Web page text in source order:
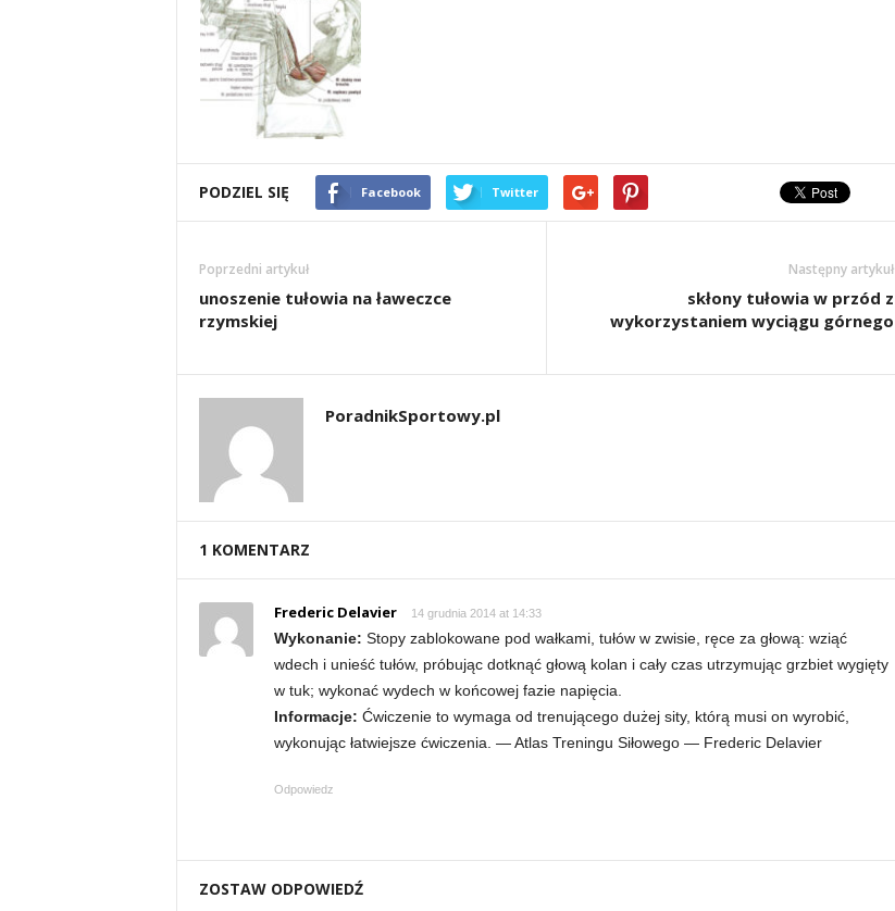
t
c
n
n
g
h
PODZIEL SIĘ Facebook Twitter
Poprzedni artykuł
unoszenie tułowia na ławeczce
rzymskiej
Następny artykuł
skłony tułowia w przód z
wykorzystaniem wyciągu górnego
PoradnikSportowy.pl
1 KOMENTARZ
Frederic Delavier 14 grudnia 2014 at 14:33
Wykonanie: Stopy zablokowane pod wałkami, tułów w zwisie, ręce za głową: wziąć
wdech i unieść tułów, próbując dotknąć głową kolan i cały czas utrzymując grzbiet wygięty
w tuk; wykonać wydech w końcowej fazie napięcia.
Informacje: Ćwiczenie to wymaga od trenującego dużej sity, którą musi on wyrobić,
wykonując łatwiejsze ćwiczenia. — Atlas Treningu Siłowego — Frederic Delavier
Odpowiedz
ZOSTAW ODPOWIEDŹ